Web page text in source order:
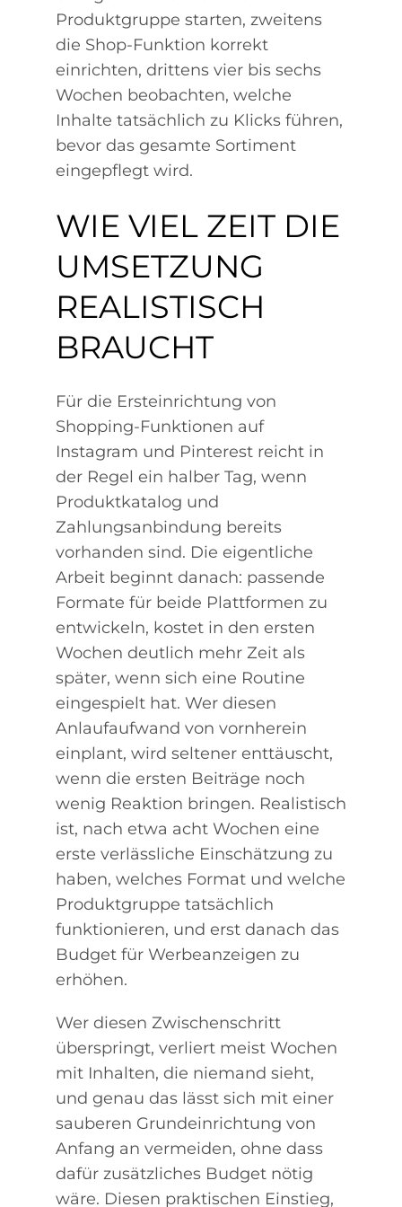
Produktgruppe starten, zweitens
die Shop-Funktion korrekt
einrichten, drittens vier bis sechs
Wochen beobachten, welche
Inhalte tatsächlich zu Klicks führen,
bevor das gesamte Sortiment
eingepflegt wird.
WIE VIEL ZEIT DIE
UMSETZUNG
REALISTISCH
BRAUCHT
Für die Ersteinrichtung von
Shopping-Funktionen auf
Instagram und Pinterest reicht in
der Regel ein halber Tag, wenn
Produktkatalog und
Zahlungsanbindung bereits
vorhanden sind. Die eigentliche
Arbeit beginnt danach: passende
Formate für beide Plattformen zu
entwickeln, kostet in den ersten
Wochen deutlich mehr Zeit als
später, wenn sich eine Routine
eingespielt hat. Wer diesen
Anlaufaufwand von vornherein
einplant, wird seltener enttäuscht,
wenn die ersten Beiträge noch
wenig Reaktion bringen. Realistisch
ist, nach etwa acht Wochen eine
erste verlässliche Einschätzung zu
haben, welches Format und welche
Produktgruppe tatsächlich
funktionieren, und erst danach das
Budget für Werbeanzeigen zu
erhöhen.
Wer diesen Zwischenschritt
überspringt, verliert meist Wochen
mit Inhalten, die niemand sieht,
und genau das lässt sich mit einer
sauberen Grundeinrichtung von
Anfang an vermeiden, ohne dass
dafür zusätzliches Budget nötig
wäre. Diesen praktischen Einstieg,